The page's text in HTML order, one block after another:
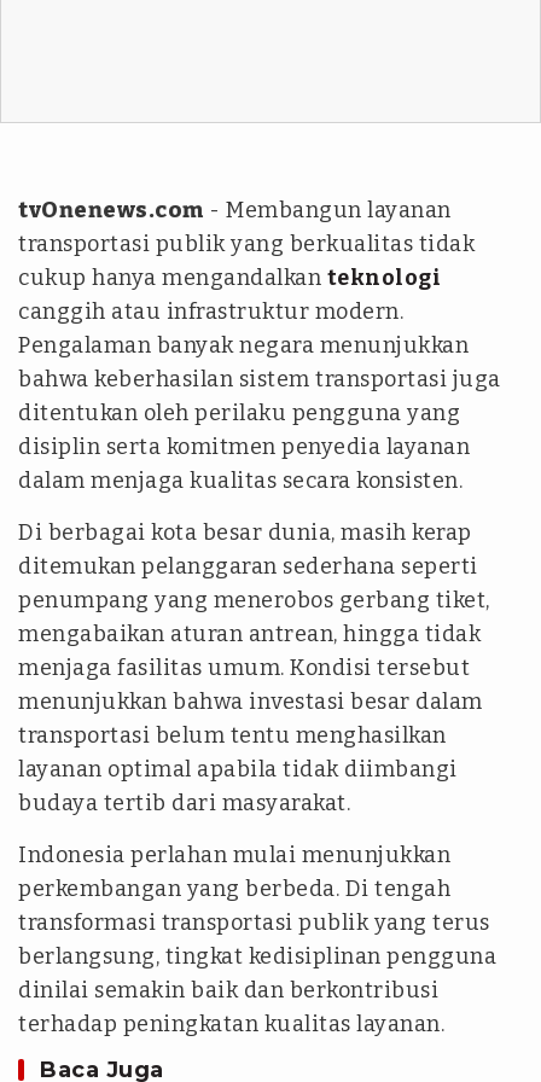
tvOnenews.com - Membangun layanan
transportasi publik yang berkualitas tidak
cukup hanya mengandalkan teknologi
canggih atau infrastruktur modern.
Pengalaman banyak negara menunjukkan
bahwa keberhasilan sistem transportasi juga
ditentukan oleh perilaku pengguna yang
disiplin serta komitmen penyedia layanan
dalam menjaga kualitas secara konsisten.
Di berbagai kota besar dunia, masih kerap
ditemukan pelanggaran sederhana seperti
penumpang yang menerobos gerbang tiket,
mengabaikan aturan antrean, hingga tidak
menjaga fasilitas umum. Kondisi tersebut
menunjukkan bahwa investasi besar dalam
transportasi belum tentu menghasilkan
layanan optimal apabila tidak diimbangi
budaya tertib dari masyarakat.
Indonesia perlahan mulai menunjukkan
perkembangan yang berbeda. Di tengah
transformasi transportasi publik yang terus
berlangsung, tingkat kedisiplinan pengguna
dinilai semakin baik dan berkontribusi
terhadap peningkatan kualitas layanan.
Baca Juga